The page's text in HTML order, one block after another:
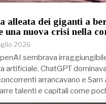
alleata dei giganti a
una nuova crisi nella
2026
sembrava
artificiale. ChatGPT
arrancavano e Sam
talenti e capitali come